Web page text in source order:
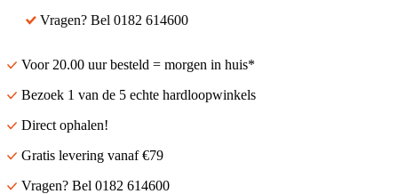
Vragen? Bel 0182 614600
Voor 20.00 uur besteld = morgen in huis*
Bezoek 1 van de 5 echte hardloopwinkels
Direct ophalen!
Gratis levering vanaf €79
Vragen? Bel 0182 614600